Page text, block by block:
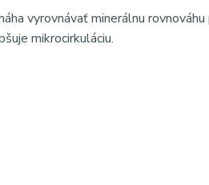
vyrovnávať minerálnu
mikrocirkuláciu.